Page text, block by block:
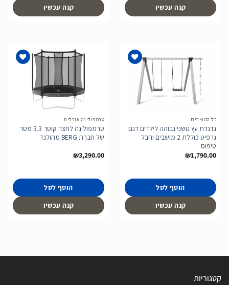
קנה עכשיו קנה עכשיו
לרשימת
המשאלות
כל המוצרים
נדנדת עץ גושני גבוהה לילדים דגם
גרפיט כוללת 2 מושבים וחבל
טיפוס
₪1,790.00
הוסף לסל
קנה עכשיו
טרמפולינה אובלית
טרמפולינה לחצר קוטר 3.3 מטר
של חברת BERG מהולנד
₪3,290.00
הוסף לסל
קנה עכשיו
קטגוריות